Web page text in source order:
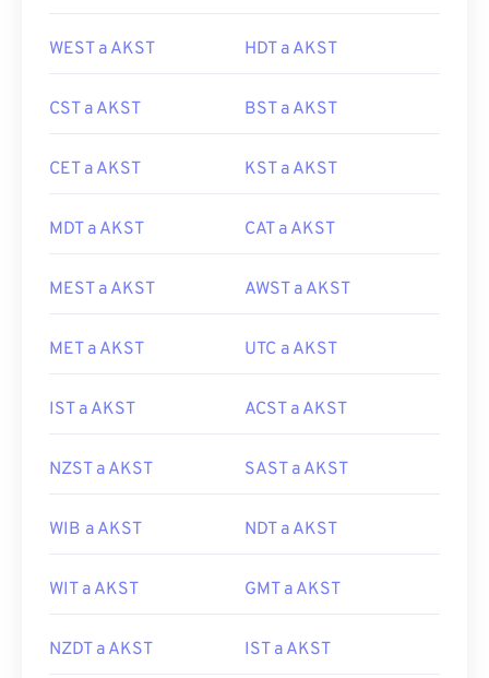
WEST a AKST HDT a AKST
CST a AKST BST a AKST
CET a AKST KST a AKST
MDT a AKST CAT a AKST
MEST a AKST AWST a AKST
MET a AKST UTC a AKST
IST a AKST ACST a AKST
NZST a AKST SAST a AKST
WIB a AKST NDT a AKST
WIT a AKST GMT a AKST
NZDT a AKST IST a AKST